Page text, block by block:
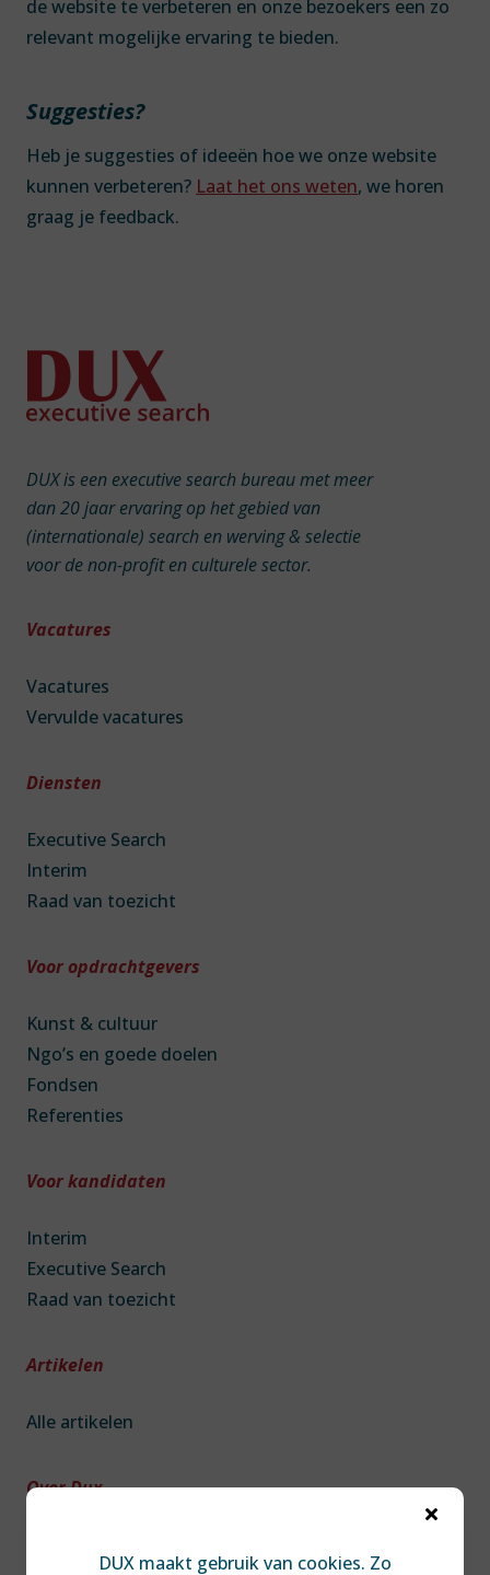
de website te verbeteren en onze bezoekers een zo
relevant mogelijke ervaring te bieden.
Suggesties?
Heb je suggesties of ideeën hoe we onze website
kunnen verbeteren? Laat het ons weten, we horen
graag je feedback.
DUX is een executive search bureau met meer
dan 20 jaar ervaring op het gebied van
(internationale) search en werving & selectie
voor de non-profit en culturele sector.
Vacatures
Vacatures
Vervulde vacatures
Diensten
Executive Search
Interim
Raad van toezicht
Voor opdrachtgevers
Kunst & cultuur
Ngo’s en goede doelen
Fondsen
Referenties
Voor kandidaten
Interim
Executive Search
Raad van toezicht
Artikelen
Alle artikelen
Over Dux

DUX maakt gebruik van cookies. Zo